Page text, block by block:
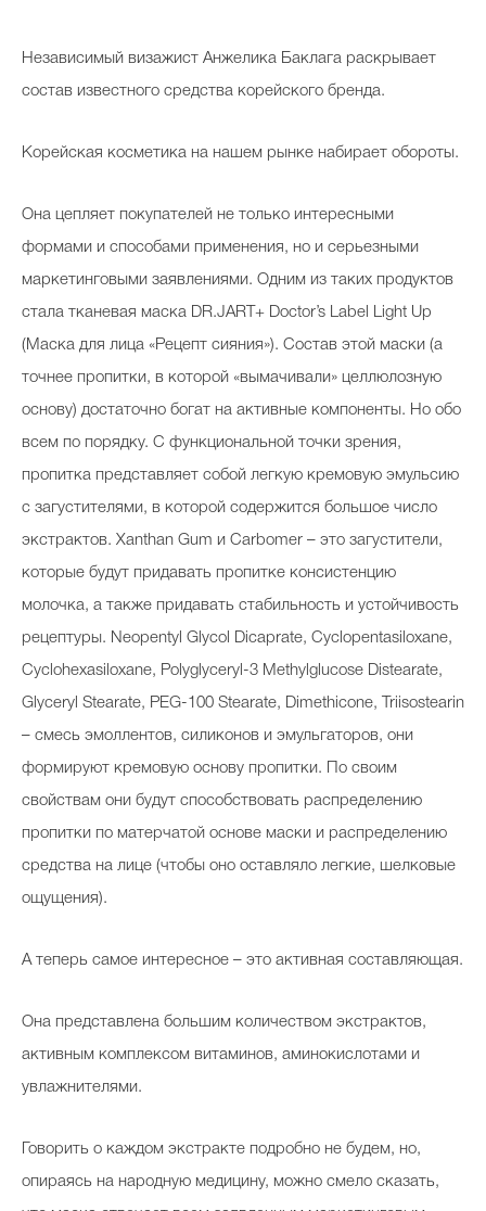
Независимый визажист Анжелика Баклага раскрывает
состав известного средства корейского бренда.
Корейская косметика на нашем рынке набирает обороты.
Она цепляет покупателей не только интересными
формами и способами применения, но и серьезными
маркетинговыми заявлениями. Одним из таких продуктов
стала тканевая маска DR.JART+ Doctor’s Label Light Up
(Маска для лица «Рецепт сияния»). Состав этой маски (а
точнее пропитки, в которой «вымачивали» целлюлозную
основу) достаточно богат на активные компоненты. Но обо
всем по порядку. С функциональной точки зрения,
пропитка представляет собой легкую кремовую эмульсию
с загустителями, в которой содержится большое число
экстрактов. Xanthan Gum и Carbomer – это загустители,
которые будут придавать пропитке консистенцию
молочка, а также придавать стабильность и устойчивость
рецептуры. Neopentyl Glycol Dicaprate, Cyclopentasiloxane,
Cyclohexasiloxane, Polyglyceryl-3 Methylglucose Distearate,
Glyceryl Stearate, PEG-100 Stearate, Dimethicone, Triisostearin
– смесь эмоллентов, силиконов и эмульгаторов, они
формируют кремовую основу пропитки. По своим
свойствам они будут способствовать распределению
пропитки по матерчатой основе маски и распределению
средства на лице (чтобы оно оставляло легкие, шелковые
ощущения).
А теперь самое интересное – это активная составляющая.
Она представлена большим количеством экстрактов,
активным комплексом витаминов, аминокислотами и
увлажнителями.
Говорить о каждом экстракте подробно не будем, но,
опираясь на народную медицину, можно смело сказать,